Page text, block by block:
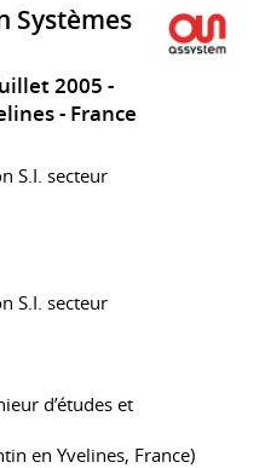
Systèmes
2005
France
S.I. secteur
S.I. secteur
d’études et
en Yvelines, France)